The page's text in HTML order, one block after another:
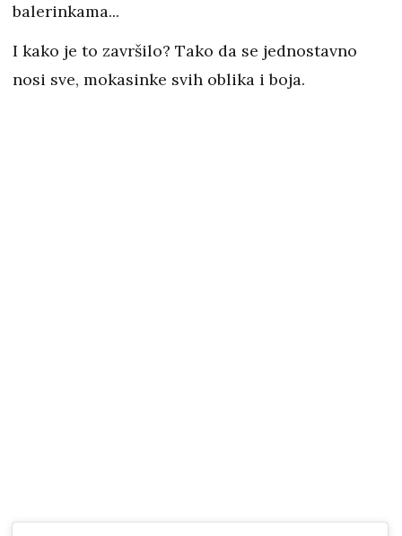
balerinkama...
I kako je to završilo? Tako da se jednostavno
nosi sve, mokasinke svih oblika i boja.